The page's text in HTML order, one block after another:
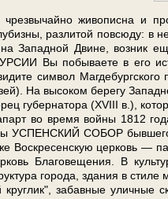
чрез­вы­чай­но живописна и
разлитой повсюду: в
За­пад­ной Дви­не, воз­ник
Вы по­бы­ва­е­те в его
сим­вол
На вы­со­ком бе­ре­гу
гу­бер­на­то­ра (XVIII в.),
во вре­мя вой­ны 1812
УСПЕНСКИЙ СОБОР
Вос­кре­сен­скую цер­ковь —
Бла­го­ве­ще­ния. В
го­ро­да, зда­ния в
за­бав­ные улич­ные